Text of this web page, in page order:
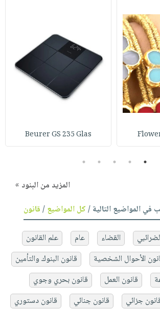
Beurer GS 235 Glas
1
2
3
4
5
المزيد من البنود »
المواضيع التالية /كل المواضيع/قانون
القضاء عام
علم القانون
الأحوال الشخصية
قانون البنوك والتأمين
قانون العمل
قانون بحري وجوي
جزائي قانون جنائي
قانون دستوري